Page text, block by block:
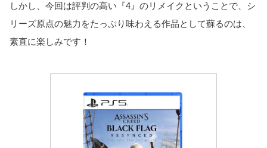
しかし、今回は評判の高い『4』のリメイクということで、シ
リーズ原点の魅力をたっぷり味わえる作品として蘇るのは、
素直に楽しみです！